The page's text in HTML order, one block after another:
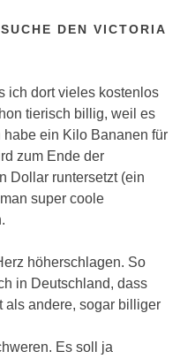
DEN VICTORIA
ich dort vieles kostenlos
tierisch billig, weil es
ein Kilo Bananen für
zum Ende der
Dollar runtersetzt (ein
super coole
höherschlagen. So
in Deutschland, dass
als andere, sogar billiger
Es soll ja